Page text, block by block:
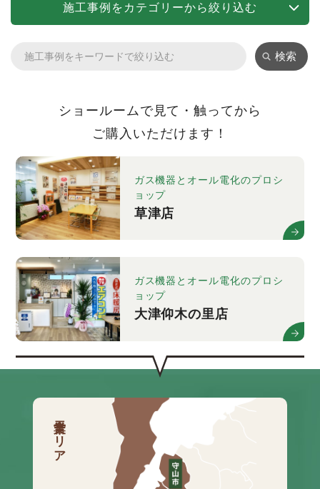
施工事例をカテゴリーから絞り込む
検索
ショールームで見て・触ってから
ご購入いただけます！
ガス機器とオール電化のプロシ
ョップ
草津店
ガス機器とオール電化のプロシ
ョップ
大津仰木の里店
営業エリア